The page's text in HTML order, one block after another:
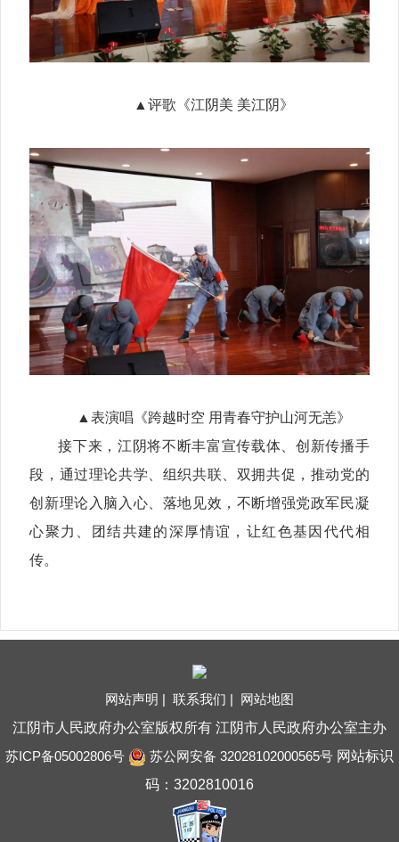
▲评歌《江阴美 美江阴》
▲表演唱《跨越时空 用青春守护山河无恙》
接下来，江阴将不断丰富宣传载体、创新传播手
段，通过理论共学、组织共联、双拥共促，推动党的
创新理论入脑入心、落地见效，不断增强党政军民凝
心聚力、团结共建的深厚情谊，让红色基因代代相
传。
网站声明 | 联系我们 | 网站地图
江阴市人民政府办公室版权所有 江阴市人民政府办公室主办
苏ICP备05002806号
苏公网安备 32028102000565号网站标识
码：3202810016